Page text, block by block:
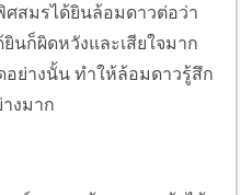
สมรได้ยินล้อมดาวต่อว่า
นก็ผิดหวังและเสียใจมาก
ย่างนั้น ทำให้ล้อมดาวรู้สึก
งมาก